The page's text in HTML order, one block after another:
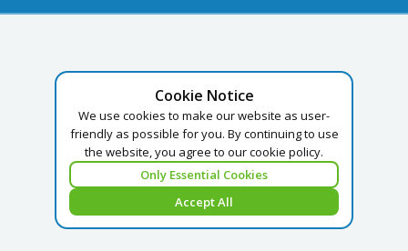
Cookie Notice
We use cookies to make our website as user-
friendly as possible for you. By continuing to use
the website, you agree to our cookie policy.
Only Essential Cookies
Accept All